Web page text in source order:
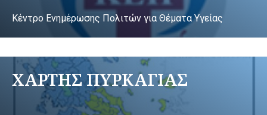
Κέντρο Ενημέρωσης Πολιτών για Θέματα Υγείας
ΧΑΡΤΗΣ ΠΥΡΚΑΓΙΑΣ